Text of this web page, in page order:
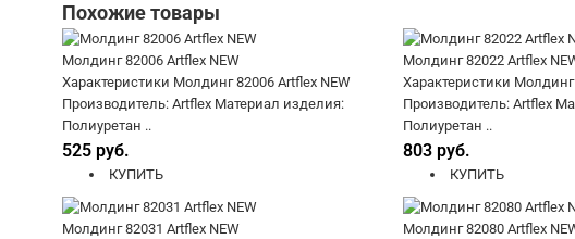
Похожие товары
Молдинг 82006 Artflex NEW
Характеристики Молдинг 82006 Artflex NEW
Производитель: Artflex Материал изделия:
Полиуретан ..
525 руб.
КУПИТЬ
Молдинг 82022 Artflex
Характеристики Молдинг
Производитель: Artflex
Полиуретан ..
803 руб.
КУПИТЬ
Молдинг 82031 Artflex NEW
Молдинг 82080 Artflex